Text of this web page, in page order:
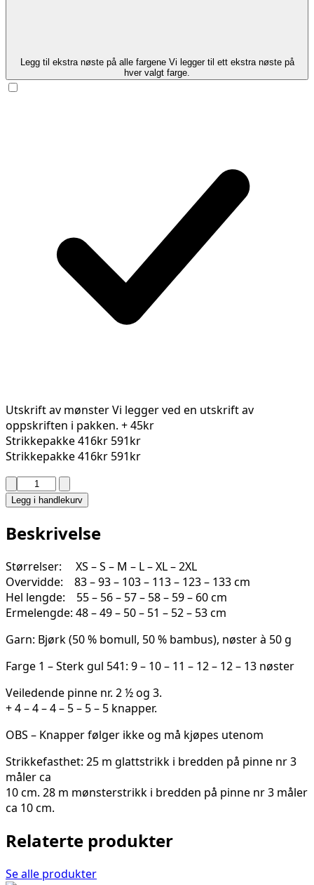
Legg til ekstra nøste på alle fargene Vi legger til ett ekstra nøste på
hver valgt farge.
Utskrift av mønsterVi legger ved en utskrift av
oppskriften i pakken. + 45kr
Strikkepakke416kr 591kr
Strikkepakke416kr 591kr
MAEVE
JAKKE
2
antall
Legg i handlekurv
Beskrivelse
Størrelser: XS – S – M – L – XL – 2XL
Overvidde: 83 – 93 – 103 – 113 – 123 – 133 cm
Hel lengde: 55 – 56 – 57 – 58 – 59 – 60 cm
Ermelengde: 48 – 49 – 50 – 51 – 52 – 53 cm
Garn: Bjørk (50 % bomull, 50 % bambus), nøster à 50 g
Farge 1 – Sterk gul 541: 9 – 10 – 11 – 12 – 12 – 13 nøster
Veiledende pinne nr. 2 ½ og 3.
+ 4 – 4 – 4 – 5 – 5 – 5 knapper.
OBS – Knapper følger ikke og må kjøpes utenom
Strikkefasthet: 25 m glattstrikk i bredden på pinne nr 3
måler ca
10 cm. 28 m mønsterstrikk i bredden på pinne nr 3 måler
ca 10 cm.
Relaterte produkter
Se alle produkter